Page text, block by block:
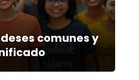
comunes y